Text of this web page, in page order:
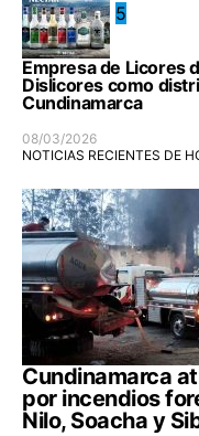
5
Empresa de Licores
Dislicores como
Cundinamarca
08/03/2026
NOTICIAS RECIENTES DE
Cundinamarca
por incendios
Nilo, Soacha y